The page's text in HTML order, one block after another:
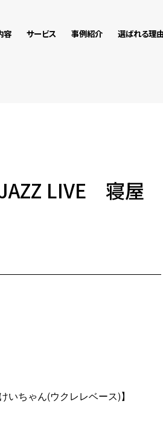
容 サービス 事例紹介 選ばれる理由
LIVE 寝屋
いちゃん(ウクレレベース)】